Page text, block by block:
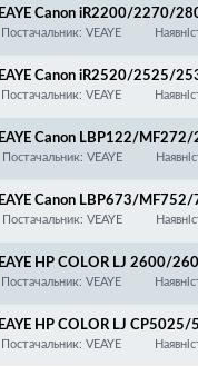
Canon iR2200/
Постачальник: VEAYE
Canon iR2520/
4051/4225/4235/4245/
Постачальник: VEAYE
Canon LBP122/
150A/150X, Special,
Постачальник: VEAYE
Canon LBP673/
Постачальник: VEAYE
HP COLOR LJ
3525/4020/4025/
MF8030/8040/8050/
MLT-D116/Canon 711/
CE250A/CE251A/
Постачальник: VEAYE
HP COLOR LJ
Постачальник: VEAYE